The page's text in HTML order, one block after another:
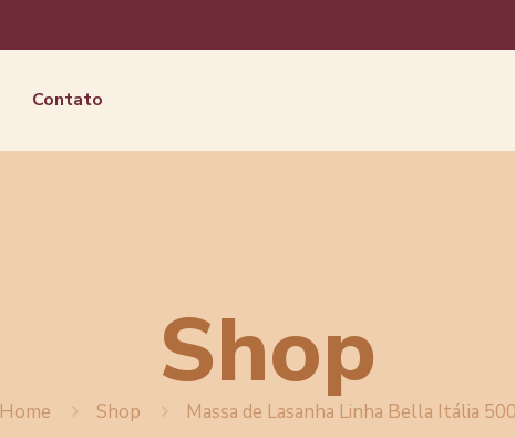
Contato
Shop
Home Shop Massa de Lasanha Linha Bella Itália